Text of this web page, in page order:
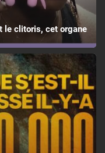
le clitoris, cet organe